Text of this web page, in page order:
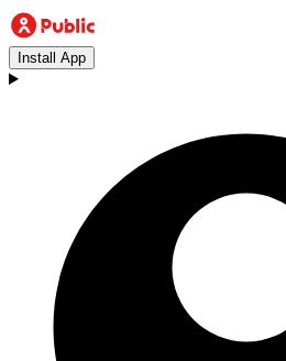
Install App